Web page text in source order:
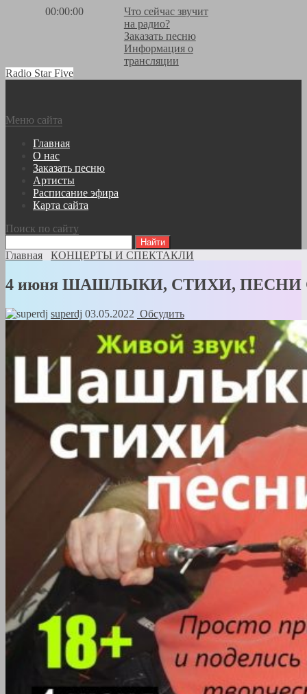
00:00:00
Что сейчас звучит
на радио?
Заказать песню
Информация о
трансляции
Radio Star Five
Меню сайта
Главная
О нас
Заказать песню
Артисты
Расписание эфира
Карта сайта
Поиск по сайту
Главная КОНЦЕРТЫ И СПЕКТАКЛИ
4 июня ШАШЛЫКИ, СТИХИ, ПЕСНИ
superdj 03.05.2022 Обсудить